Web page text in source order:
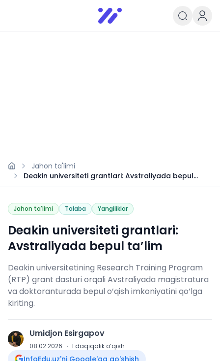
Infoedu
Ta&#039;lim xabarlari va
Jahon ta'limi
Deakin universiteti grantlari: Avstraliyada bepul
ta’lim
Jahon ta'limi Talaba Yangiliklar
Deakin universiteti grantlari:
Avstraliyada bepul ta’lim
Deakin universitetining Research Training Program
(RTP) grant dasturi orqali Avstraliyada magistratura
va doktoranturada bepul o’qish imkoniyatini qo’lga
kiriting.
U Umidjon Esirgapov
08.02.2026 · 1 daqiqalik o‘qish
InfoEdu.uz'ni Google'ga qo'shish